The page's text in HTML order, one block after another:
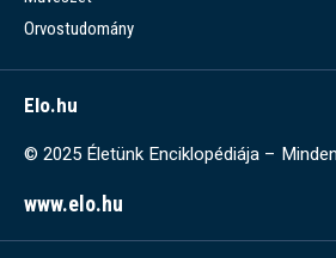
Orvostudomány
Elo.hu
© 2025 Életünk Enciklopédiája –
www.elo.hu